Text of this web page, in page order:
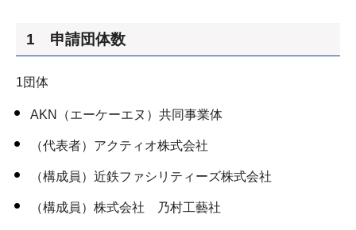
1 申請団体数
1団体
AKN（エーケーエヌ）共同事業体
（代表者）アクティオ株式会社
（構成員）近鉄ファシリティーズ株式会社
（構成員）株式会社 乃村工藝社